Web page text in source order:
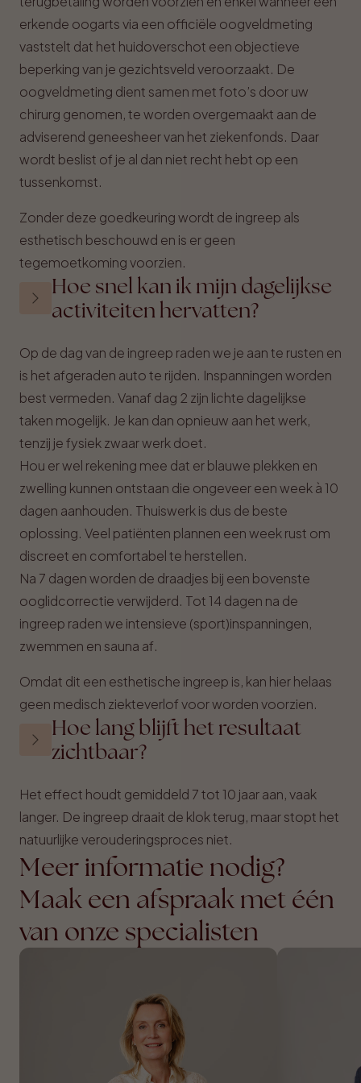
erkende oogarts via een officiële oogveldmeting
vaststelt dat het huidoverschot een objectieve
beperking van je gezichtsveld veroorzaakt. De
oogveldmeting dient samen met foto’s door uw
chirurg genomen, te worden overgemaakt aan de
adviserend geneesheer van het ziekenfonds. Daar
wordt beslist of je al dan niet recht hebt op een
tussenkomst.
Zonder deze goedkeuring wordt de ingreep als
esthetisch beschouwd en is er geen
tegemoetkoming voorzien.
Hoe snel kan ik mijn dagelijkse
activiteiten hervatten?
Op de dag van de ingreep raden we je aan te rusten en
is het afgeraden auto te rijden. Inspanningen worden
best vermeden. Vanaf dag 2 zijn lichte dagelijkse
taken mogelijk. Je kan dan opnieuw aan het werk,
tenzij je fysiek zwaar werk doet.
Hou er wel rekening mee dat er blauwe plekken en
zwelling kunnen ontstaan die ongeveer een week à 10
dagen aanhouden. Thuiswerk is dus de beste
oplossing. Veel patiënten plannen een week rust om
discreet en comfortabel te herstellen.
Na 7 dagen worden de draadjes bij een bovenste
ooglidcorrectie verwijderd. Tot 14 dagen na de
ingreep raden we intensieve (sport)inspanningen,
zwemmen en sauna af.
Omdat dit een esthetische ingreep is, kan hier helaas
geen medisch ziekteverlof voor worden voorzien.
Hoe lang blijft het resultaat
zichtbaar?
Het effect houdt gemiddeld 7 tot 10 jaar aan, vaak
langer. De ingreep draait de klok terug, maar stopt het
natuurlijke verouderingsproces niet.
Meer informatie nodig?
Maak een afspraak met één
van onze specialisten